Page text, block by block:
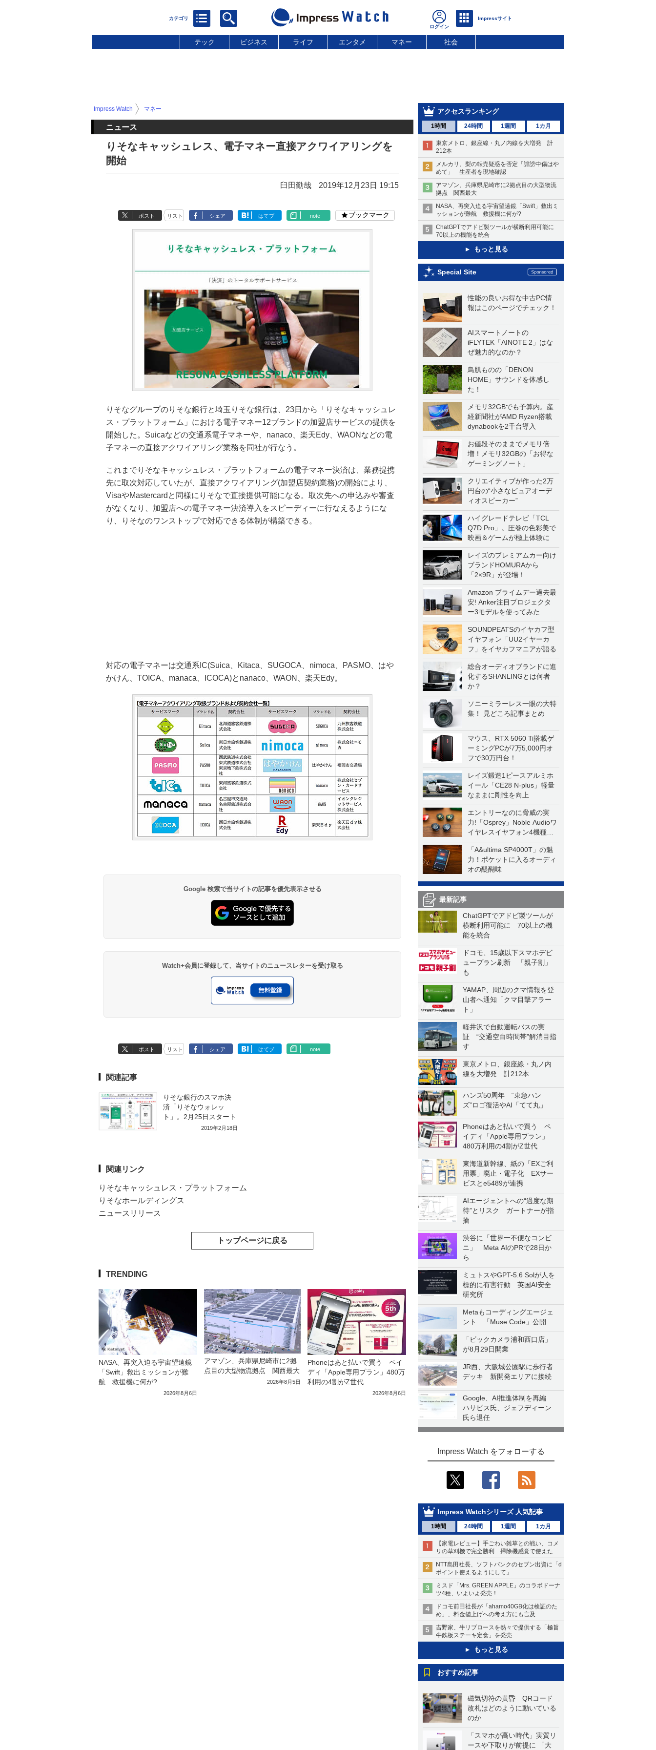
テック ビジネス ライフ エンタメ マネー 社会
アクセスランキング
1時間 24時間 1週間 1カ月
東京メトロ、銀座線・丸ノ内線を大増発 計
212本
メルカリ、梨の転売疑惑を否定「誹謗中傷はや
めて」 生産者を現地確認
アマゾン、兵庫県尼崎市に2拠点目の大型物流
拠点 関西最大
NASA、再突入迫る宇宙望遠鏡「Swift」救出ミ
ッションが難航 救援機に何が?
ChatGPTでアドビ製ツールが横断利用可能に
70以上の機能を統合
もっと見る
Special Site
性能の良いお得な中古PC情
報はこのページでチェック！
AIスマートノートの
iFLYTEK「AINOTE 2」はな
ぜ魅力的なのか？
鳥肌ものの「DENON
HOME」サウンドを体感し
た！
メモリ32GBでも予算内。産
経新聞社がAMD Ryzen搭載
dynabookを2千台導入
お値段そのままでメモリ倍
増！メモリ32GBの「お得な
ゲーミングノート」
クリエイティブが作った2万
円台の“小さなピュアオーデ
ィオスピーカー”
ハイグレードテレビ「TCL
Q7D Pro」。圧巻の色彩美で
映画＆ゲームが極上体験に
レイズのプレミアムカー向け
ブランドHOMURAから
「2×9R」が登場！
Amazon プライムデー過去最
安! Anker注目プロジェクタ
ー3モデルを使ってみた
SOUNDPEATSのイヤカフ型
イヤフォン「UU2イヤーカ
フ」をイヤカフマニアが語る
総合オーディオブランドに進
化するSHANLINGとは何者
か？
ソニーミラーレス一眼の大特
集！ 見どころ記事まとめ
マウス、RTX 5060 Ti搭載ゲ
ーミングPCが7万5,000円オ
フで30万円台！
レイズ鍛造1ピースアルミホ
イール「CE28 N-plus」軽量
なままに剛性を向上
エントリーなのに脅威の実
力!「Osprey」Noble Audioワ
イヤレスイヤフォン4機種を
一気に聴く
「A&ultima SP4000T」の魅
力！ポケットに入るオーディ
オの醍醐味
最新記事
ChatGPTでアドビ製ツールが
横断利用可能に 70以上の機
能を統合
ドコモ、15歳以下スマホデビ
ュープラン刷新 「親子割」
も
YAMAP、周辺のクマ情報を登
山者へ通知「クマ目撃アラー
ト」
軽井沢で自動運転バスの実
証 “交通空白時間帯”解消目指
す
東京メトロ、銀座線・丸ノ内
線を大増発 計212本
ハンズ50周年 “東急ハン
ズ”ロゴ復活やAI「てて丸」
Phoneはあと払いで買う ペ
イディ「Apple専用プラン」
480万利用の4割がZ世代
東海道新幹線、紙の「EXご利
用票」廃止・電子化 EXサー
ビスとe5489が連携
AIエージェントへの“過度な期
待”とリスク ガートナーが指
摘
渋谷に「世界一不便なコンビ
ニ」 Meta AIのPRで28日か
ら
ミュトスやGPT-5.6 Solが人を
標的に有害行動 英国AI安全
研究所
Metaもコーディングエージェ
ント 「Muse Code」公開
「ビックカメラ浦和西口店」
が8月29日開業
JR西、大阪城公園駅に歩行者
デッキ 新開発エリアに接続
Google、AI推進体制を再編
ハサビス氏、ジェフディーン
氏ら退任
Impress Watch をフォローする
Impress Watchシリーズ 人気記事
1時間 24時間 1週間 1カ月
【家電レビュー】手ごわい雑草との戦い、コメ
リの草刈機で完全勝利 掃除機感覚で使えた
NTT島田社長、ソフトバンクのセブン出資に「d
ポイント使えるようにして」
ミスド「Mrs. GREEN APPLE」のコラボドーナ
ツ4種、いよいよ発売！
ドコモ前田社長が「ahamo40GB化は検証のた
め」、料金値上げへの考え方にも言及
吉野家、牛リブロースを熱々で提供する「極旨
牛鉄板ステーキ定食」を発売
もっと見る
おすすめ記事
磁気切符の黄昏 QRコード
改札はどのように動いている
のか
「スマホが高い時代」実質リ
ースや下取りが前提に 「大
Impress Watch マネー
ニュース
りそなキャッシュレス、電子マネー直接アクワイアリングを
開始
臼田勤哉 2019年12月23日 19:15
ポスト リスト シェア はてブ note ブックマーク
りそなグループのりそな銀行と埼玉りそな銀行は、23日から「りそなキャッシュレ
ス・プラットフォーム」における電子マネー12ブランドの加盟店サービスの提供を
開始した。Suicaなどの交通系電子マネーや、nanaco、楽天Edy、WAONなどの電
子マネーの直接アクワイアリング業務を同社が行なう。
これまでりそなキャッシュレス・プラットフォームの電子マネー決済は、業務提携
先に取次対応していたが、直接アクワイアリング(加盟店契約業務)の開始により、
VisaやMastercardと同様にりそなで直接提供可能になる。取次先への申込みや審査
がなくなり、加盟店への電子マネー決済導入をスピーディーに行なえるようにな
り、りそなのワンストップで対応できる体制が構築できる。
対応の電子マネーは交通系IC(Suica、Kitaca、SUGOCA、nimoca、PASMO、はや
かけん、TOICA、manaca、ICOCA)とnanaco、WAON、楽天Edy。
Google 検索で当サイトの記事を優先表示させる
Watch+会員に登録して、当サイトのニュースレターを受け取る
ポスト リスト シェア はてブ note
関連記事
りそな銀行のスマホ決
済「りそなウォレッ
ト」。2月25日スタート
2019年2月18日
関連リンク
りそなキャッシュレス・プラットフォーム
りそなホールディングス
ニュースリリース
トップページに戻る
TRENDING
NASA、再突入迫る宇宙望遠鏡
「Swift」救出ミッションが難
航 救援機に何が?
2026年8月6日
アマゾン、兵庫県尼崎市に2拠
点目の大型物流拠点 関西最大
2026年8月5日
Phoneはあと払いで買う ペイ
ディ「Apple専用プラン」480万
利用の4割がZ世代
2026年8月6日